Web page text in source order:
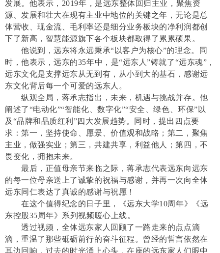
发展。他表示，2019年，是远东整体回归主业，聚焦资
源、发展和壮大在现有主业中地位的关键之年，无论是总
体营收、现金流、毛利率还是细分业务板块的净利润都创
下了新高，智慧能源旗下各个板块都取得了累累硕果。
他说到，远东将永远秉承“以客户为核心”的理念。同
时，他表示，远东的35年中，是“远东人”铸就了“远东魂”，
远东文化是支撑远东从无到有，从小到大的基石，感谢远
东文化背后每一个可爱的远东人。
纵观全局，蒋承志指出，未来，机遇与挑战并存。他
阐述了“电动化”“智能化、数字化”“安全、绿色、环保”以
及“品牌和品质红利”四大发展趋势。同时，提出四点要
求：第一，坚持使命、愿景、价值观和战略；第二，聚焦
主业，做强实业；第三，共建共享，利益他人；第四，不
畏变化，拥抱未来。
最后，正值母亲节来临之际，蒋承志代表远东向远东
的每一位母亲送上了诚挚的祝福与感谢，并再一次向全体
远东同仁表达了真诚的感谢与祝愿！
在这个值得纪念的日子里，《远东大学10周年》《远
东控股35周年》系列视频暖心上线。
透过视频，全体远东家人回顾了一路走来的点点滴
滴，重温了那些砥砺前行的奋斗征程。曾经的誓言依然在
耳边回响，过去的时光涌上心头，在座的远东家人们眼中